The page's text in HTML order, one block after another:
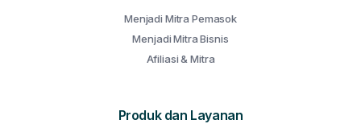
Menjadi Mitra Pemasok
Menjadi Mitra Bisnis
Afiliasi & Mitra
Produk dan Layanan